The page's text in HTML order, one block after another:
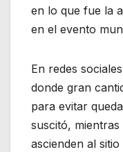
en lo que fue la
en el evento
En redes
donde gran
para evitar
suscitó,
ascienden al